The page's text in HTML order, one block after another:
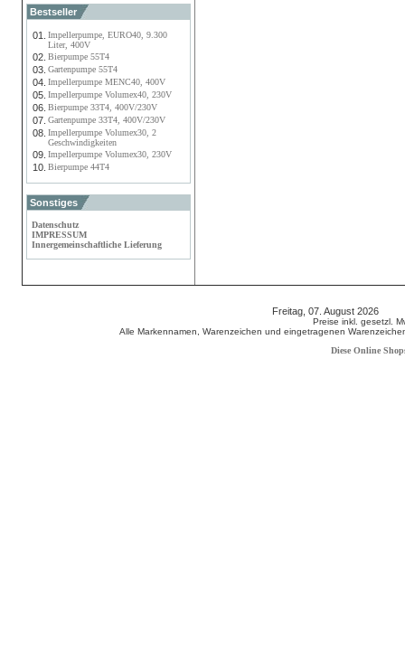
Bestseller
01.
Impellerpumpe, EURO40, 9.300
Liter, 400V
02. Bierpumpe 55T4
03. Gartenpumpe 55T4
04. Impellerpumpe MENC40, 400V
05. Impellerpumpe Volumex40, 230V
06. Bierpumpe 33T4, 400V/230V
07. Gartenpumpe 33T4, 400V/230V
08. Impellerpumpe Volumex30, 2
Geschwindigkeiten
09. Impellerpumpe Volumex30, 230V
10. Bierpumpe 44T4
Sonstiges
Datenschutz
IMPRESSUM
Innergemeinschaftliche Lieferung
Freitag, 07. August 2026
Preise inkl. gesetzl.
Alle Markennamen, Warenzeichen und eingetragenen
Diese Online